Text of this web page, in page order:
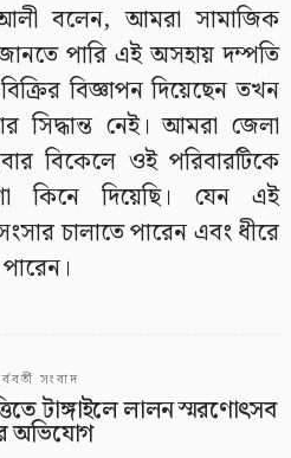
বলেন, আমরা সামাজিক
পারি এই অসহায় দম্পতি
বিজ্ঞাপন দিয়েছেন তখন
সিদ্ধান্ত নেই। আমরা জেলা
বিকেলে ওই পরিবারটিকে
কিনে দিয়েছি। যেন এই
চালাতে পারেন এবং ধীরে
সংবাদ
টাঙ্গাইলে লালন স্মরণোৎসব
অভিযোগ